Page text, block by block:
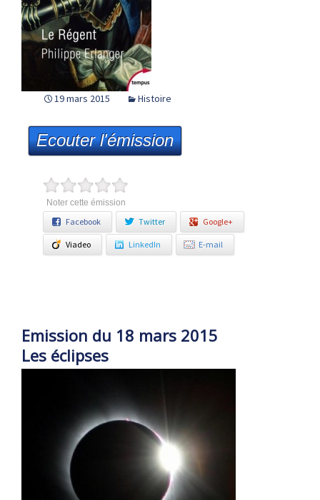
19 mars 2015 Histoire
Ecouter l'émission
Noter cette émission
Facebook Twitter Google+
Viadeo LinkedIn E-mail
Emission du 18 mars 2015
Les éclipses